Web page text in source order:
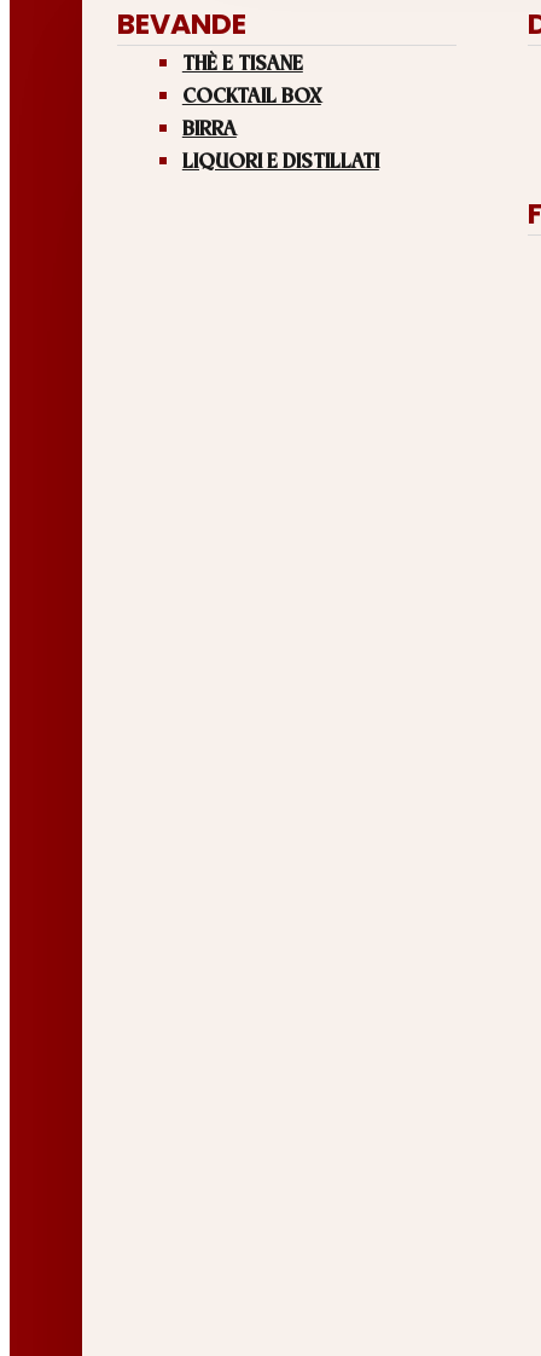
BEVANDE
THÈ E TISANE
COCKTAIL BOX
BIRRA
LIQUORI E DISTILLATI